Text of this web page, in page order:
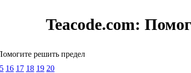
Teacode.com:
решить предел
16 17 18 19 20